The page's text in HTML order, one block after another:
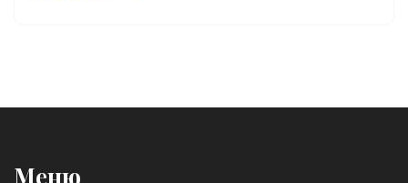
возможностях, которые открываются перед
Меню